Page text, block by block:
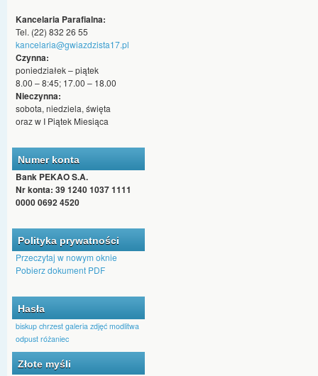
Kancelaria Parafialna:
Tel. (22) 832 26 55
kancelaria@gwiazdzista17.pl
Czynna:
poniedziałek – piątek
8.00 – 8:45; 17.00 – 18.00
Nieczynna:
sobota, niedziela, święta
oraz w I Piątek Miesiąca
Numer konta
Bank PEKAO S.A.
Nr konta: 39 1240 1037 1111
0000 0692 4520
Polityka prywatności
Przeczytaj w nowym oknie
Pobierz dokument PDF
Hasła
biskup chrzest galeria zdjęć modlitwa
odpust różaniec
Złote myśli